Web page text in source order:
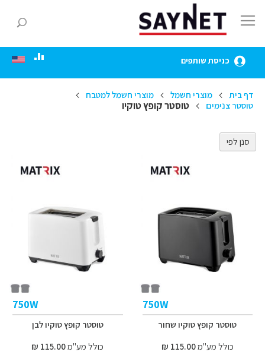
to
Content
כניסת שותפים
דף בית מוצרי חשמל
מוצרי חשמל למטבח
טוסטר צנימים
טוסטר קופץ טוקיו
750W
טוסטר קופץ טוקיו שחור
כולל מע"מ115.00 ₪
750W
טוסטר קופץ טוקיו לבן
כולל מע"מ115.00 ₪
סנן לפי